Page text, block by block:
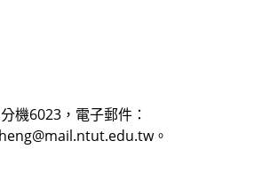
機6023，電子郵件：
。